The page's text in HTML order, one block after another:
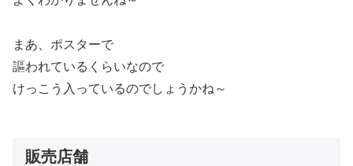
まあ、ポスターで
謳われているくらいなので
けっこう入っているのでしょうかね～
販売店舗